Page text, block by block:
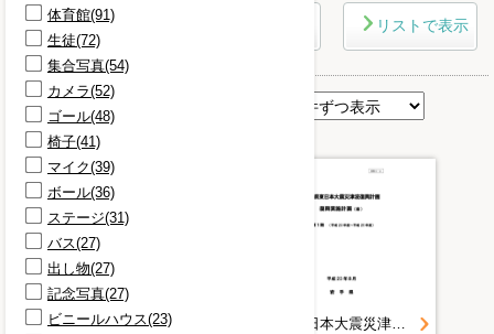
リストで表示
表示順
体育館(91)
生徒(72)
集合写真(54)
カメラ(52)
ゴール(48)
椅子(41)
マイク(39)
ボール(36)
ステージ(31)
バス(27)
出し物(27)
記念写真(27)
ビニールハウス(23)
岩手県東日本大震災津波復興計画 復興実施計画（案）